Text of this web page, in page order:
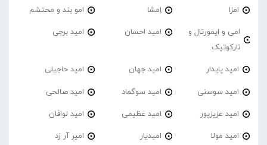
امزا اِمشا امو بند و محتشم
امی و ایمورتال و
نارکوتیک
امید احسان امید برجی
امید پایدار امید جهان امید حاجیلی
امید سوسنی امید سوگماد امید صالحی
امید عزیزپور امید عظیمی امید لوافان
امید مولا امیدیار امیر آر زد